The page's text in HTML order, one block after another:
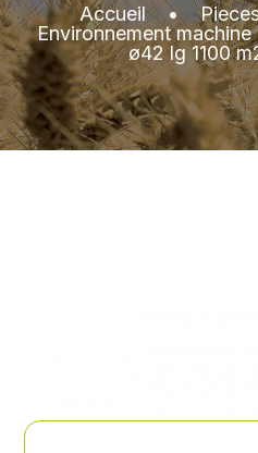
Accueil•
Environnement machine
ø42 lg 1100